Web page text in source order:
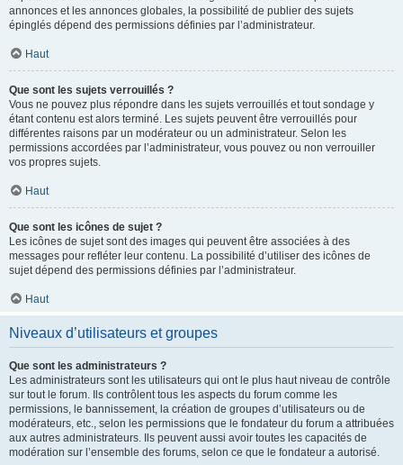
annonces et les annonces globales, la possibilité de publier des sujets
épinglés dépend des permissions définies par l’administrateur.
Haut
Que sont les sujets verrouillés ?
Vous ne pouvez plus répondre dans les sujets verrouillés et tout sondage y
étant contenu est alors terminé. Les sujets peuvent être verrouillés pour
différentes raisons par un modérateur ou un administrateur. Selon les
permissions accordées par l’administrateur, vous pouvez ou non verrouiller
vos propres sujets.
Haut
Que sont les icônes de sujet ?
Les icônes de sujet sont des images qui peuvent être associées à des
messages pour refléter leur contenu. La possibilité d’utiliser des icônes de
sujet dépend des permissions définies par l’administrateur.
Haut
Niveaux d’utilisateurs et groupes
Que sont les administrateurs ?
Les administrateurs sont les utilisateurs qui ont le plus haut niveau de contrôle
sur tout le forum. Ils contrôlent tous les aspects du forum comme les
permissions, le bannissement, la création de groupes d’utilisateurs ou de
modérateurs, etc., selon les permissions que le fondateur du forum a attribuées
aux autres administrateurs. Ils peuvent aussi avoir toutes les capacités de
modération sur l’ensemble des forums, selon ce que le fondateur a autorisé.